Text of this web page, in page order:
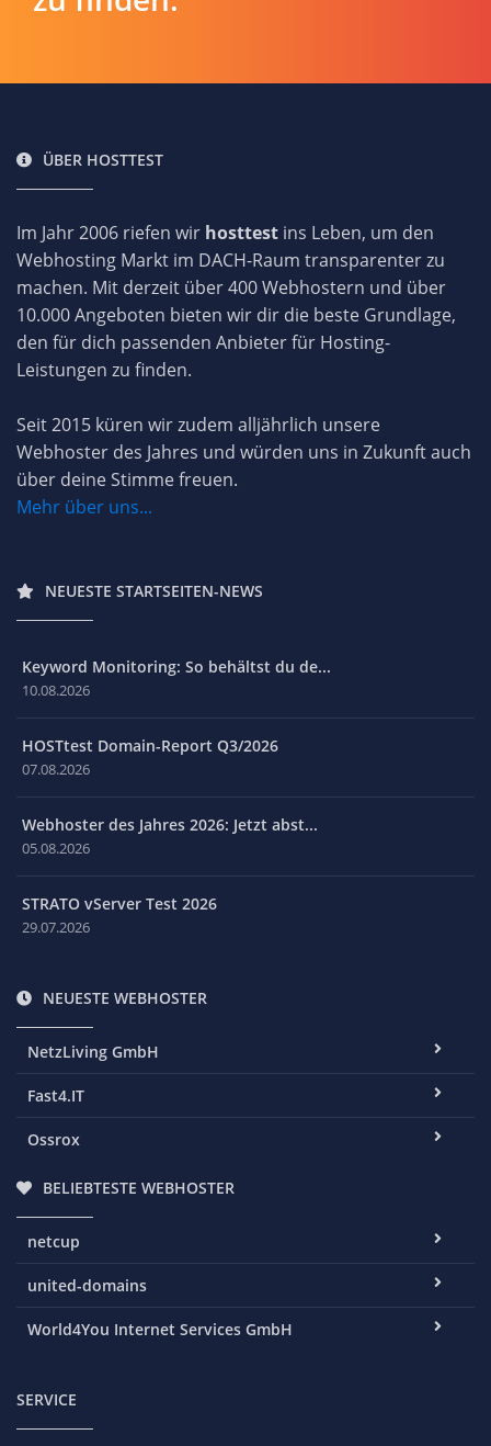
ÜBER HOSTTEST
Im Jahr 2006 riefen wir hosttest ins Leben, um den
Webhosting Markt im DACH-Raum transparenter zu
machen. Mit derzeit über 400 Webhostern und über
10.000 Angeboten bieten wir dir die beste Grundlage,
den für dich passenden Anbieter für Hosting-
Leistungen zu finden.
Seit 2015 küren wir zudem alljährlich unsere
Webhoster des Jahres und würden uns in Zukunft auch
über deine Stimme freuen.
Mehr über uns...
NEUESTE STARTSEITEN-NEWS
Keyword Monitoring: So behältst du de...
10.08.2026
HOSTtest Domain-Report Q3/2026
07.08.2026
Webhoster des Jahres 2026: Jetzt abst...
05.08.2026
STRATO vServer Test 2026
29.07.2026
NEUESTE WEBHOSTER
NetzLiving GmbH
Fast4.IT
Ossrox
BELIEBTESTE WEBHOSTER
netcup
united-domains
World4You Internet Services GmbH
SERVICE